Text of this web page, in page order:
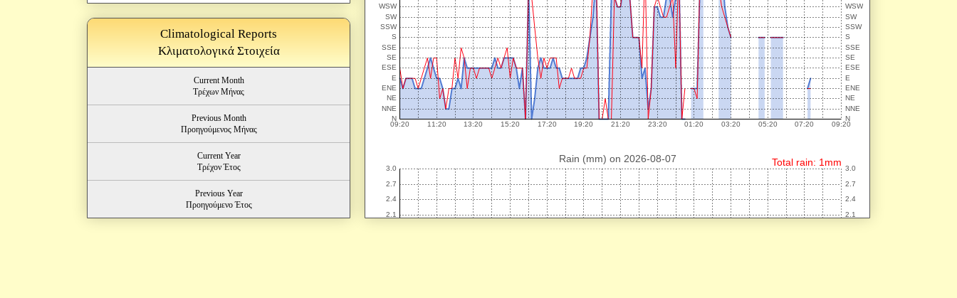
Climatological Reports
Κλιματολογικά Στοιχεία
Current Month
Τρέχων Μήνας
Previous Month
Προηγούμενος Μήνας
Current Year
Τρέχον Έτος
Previous Year
Προηγούμενο Έτος